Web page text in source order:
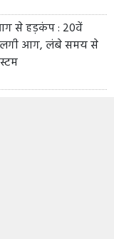
आग से हड़कंप : 20वें
लगी आग, लंबे समय से